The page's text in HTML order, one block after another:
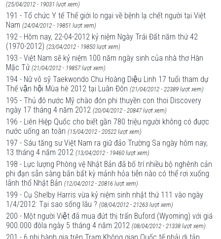
(25/04/2012 - 19031 lượt xem)
191 - Tổ chức Y tế Thế giới lo ngại về bệnh lạ chết người tại Việt
Nam (24/04/2012 - 19851 lượt xem)
192 - Hôm nay, 22-04-2012 kỷ niệm Ngày Trái Đất năm thứ 42
(1970-2012) (23/04/2012 - 19850 lượt xem)
193 - Việt Nam sẽ kỷ niệm 100 năm ngày sinh của nhà thơ Hàn
Mặc Tử (21/04/2012 - 19857 lượt xem)
194 - Nữ võ sỹ Taekwondo Chu Hoàng Diệu Linh 17 tuổi tham dự
Thế vận hội Mùa hè 2012 tại Luân Đôn (21/04/2012 - 22389 lượt xem)
195 - Thủ đô nước Mỹ chào đón phi thuyền con thoi Discovery
ngày 17 tháng 4 năm 2012 (20/04/2012 - 20847 lượt xem)
196 - Liên Hiệp Quốc cho biết gần 780 triệu người không có được
nước uống an toàn (15/04/2012 - 20522 lượt xem)
197 - Sáu tăng sư Việt Nam ra giữ đảo Trường Sa ngày hôm nay,
13 tháng 4 năm 2012 (13/04/2012 - 19460 lượt xem)
198 - Lực lượng Phòng vệ Nhật Bản đã bố trí nhiều bộ nghênh cản
phi đạn sẵn sàng bắn bất kỳ mảnh hỏa tiễn nào có thể rơi xuống
lãnh thổ Nhật Bản (12/04/2012 - 20816 lượt xem)
199 - Cụ Shelby Harris vừa kỷ niệm sinh nhật thứ 111 vào ngày
1/4/2012: Tại sao sống lâu ? (08/04/2012 - 21263 lượt xem)
200 - Một người Việt đã mua đứt thị trấn Buford (Wyoming) với giá
900.000 đôla ngày 5 tháng 4 năm 2012 (08/04/2012 - 21338 lượt xem)